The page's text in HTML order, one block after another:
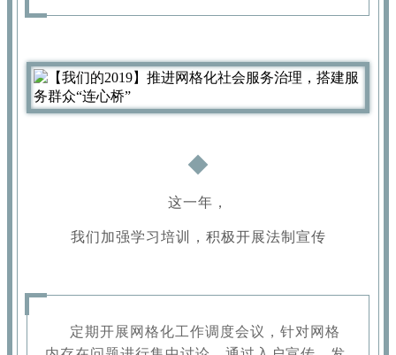
这一年，
我们加强学习培训，积极开展法制宣传
定期开展网格化工作调度会议，针对网格